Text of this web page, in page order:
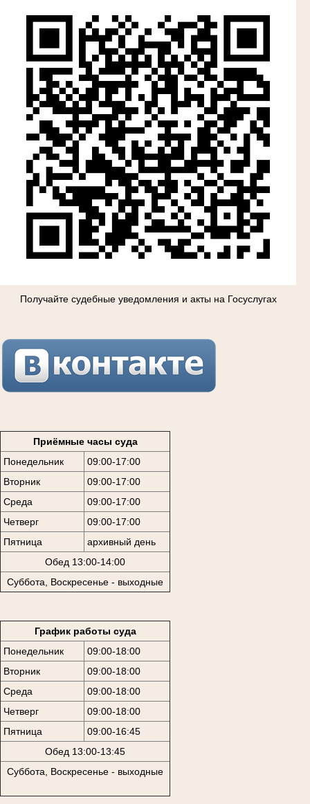
Получайте судебные уведомления и акты на Госуслугах
Приёмные часы суда
Понедельник
09:00-17:00
Вторник
09:00-17:00
Среда
09:00-17:00
Четверг
09:00-17:00
Пятница
архивный день
Обед 13:00-14:00
Суббота, Воскресенье - выходные
График работы суда
Понедельник
09:00-18:00
Вторник
09:00-18:00
Среда
09:00-18:00
Четверг
09:00-18:00
Пятница
09:00-16:45
Обед 13:00-13:45
Суббота, Воскресенье - выходные